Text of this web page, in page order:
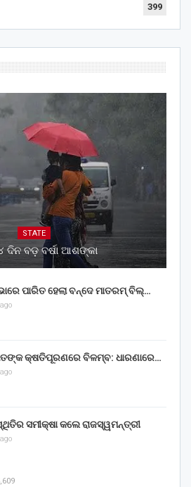
399
STATE
ବଡ଼ ବର୍ଷା ଆଶଙ୍କା
ପାରିତ ହେଲା ବନ୍ଦେ ମାତରମ୍‌ ବିଲ୍‌…
କ୍ଷତିପୂରଣରେ ବିଳମ୍ବ: ଧାରଣାରେ…
ସମୀକ୍ଷା କଲେ ରାଜସ୍ୱମନ୍ତ୍ରୀ